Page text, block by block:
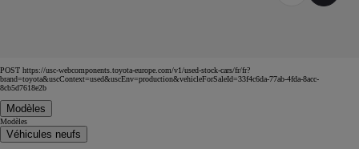
POST https://usc-webcomponents.toyota-europe.com/v1/used-stock-cars/fr/fr?
brand=toyota&uscContext=used&uscEnv=production&vehicleForSaleId=33f4c6da-77ab-4fda-8acc-
8cb5d7618e2b
Modèles
Modèles
Véhicules neufs